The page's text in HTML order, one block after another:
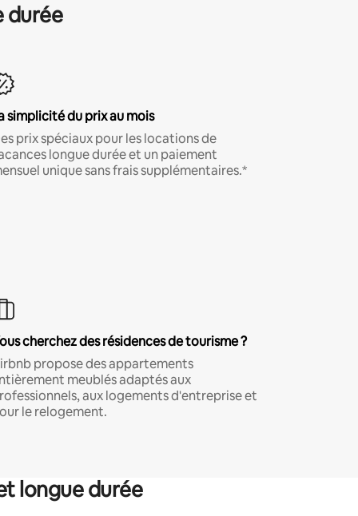
durée
simplicité du prix au mois
prix spéciaux pour les locations de
longue durée et un paiement
unique sans frais supplémentaires.*
cherchez des résidences de tourisme ?
propose des appartements
meublés adaptés aux
aux logements d'entreprise et
le relogement.
longue durée